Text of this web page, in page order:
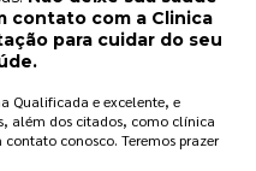
contato com a Clinica
para cuidar do seu
Qualificada e excelente, e
além dos citados, como clínica
conosco. Teremos prazer